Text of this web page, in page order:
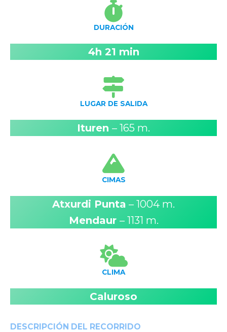
DURACIÓN
4h 21 min
LUGAR DE SALIDA
Ituren – 165 m.
CIMAS
Atxurdi Punta – 1004 m.
Mendaur – 1131 m.
CLIMA
Caluroso
DESCRIPCIÓN DEL RECORRIDO